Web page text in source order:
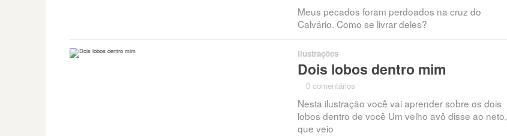
Meus pecados foram perdoados na cruz do
Calvário. Como se livrar deles?
Ilustrações
Dois lobos dentro mim
0 comentários
Nesta ilustração você vai aprender sobre os dois
lobos dentro de você Um velho avô disse ao neto,
que veio